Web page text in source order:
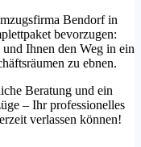
Bendorf in
bevorzugen:
Ihnen den Weg in ein
zu ebnen.
Beratung und ein
– Ihr professionelles
verlassen können!